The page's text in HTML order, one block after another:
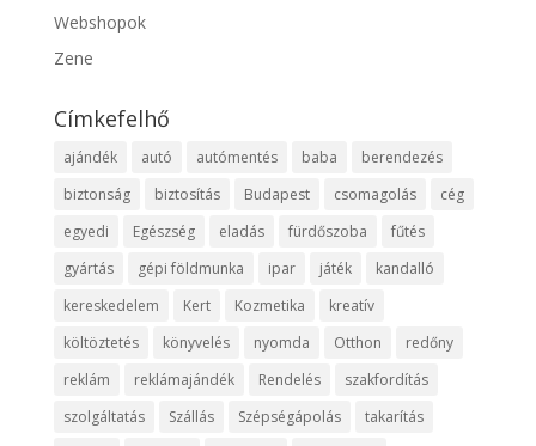
Webshopok
Zene
Címkefelhő
ajándék autó autómentés baba
berendezés
biztonság
biztosítás Budapest csomagolás
cég
egyedi
Egészség eladás fürdőszoba
fűtés
gyártás
gépi földmunka ipar játék
kandalló
kereskedelem
Kert Kozmetika
kreatív
költöztetés
könyvelés nyomda Otthon
redőny
reklám
reklámajándék Rendelés
szakfordítás
szolgáltatás
Szállás Szépségápolás
takarítás